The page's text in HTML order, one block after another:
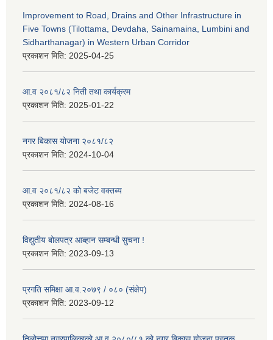
Improvement to Road, Drains and Other Infrastructure in
Five Towns (Tilottama, Devdaha, Sainamaina, Lumbini and
Sidharthanagar) in Western Urban Corridor
प्रकाशन मिति: 2025-04-25
आ.व २०८१/८२ निती तथा कार्यक्रम
प्रकाशन मिति: 2025-01-22
नगर बिकास योजना २०८१/८२
प्रकाशन मिति: 2024-10-04
आ.व २०८१/८२ को बजेट वक्तब्य
प्रकाशन मिति: 2024-08-16
विद्युतीय बोलपत्र आब्हान सम्बन्धी सुचना !
प्रकाशन मिति: 2023-09-13
प्रगति समिक्षा आ.व.२०७९ / ०८० (संक्षेप)
प्रकाशन मिति: 2023-09-12